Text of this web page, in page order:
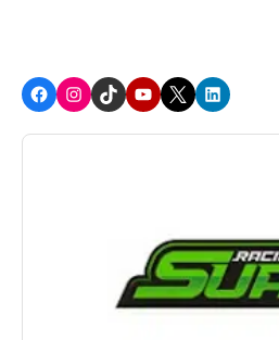
FacebookInstagram
TikTokYoutube
X LinkedIn